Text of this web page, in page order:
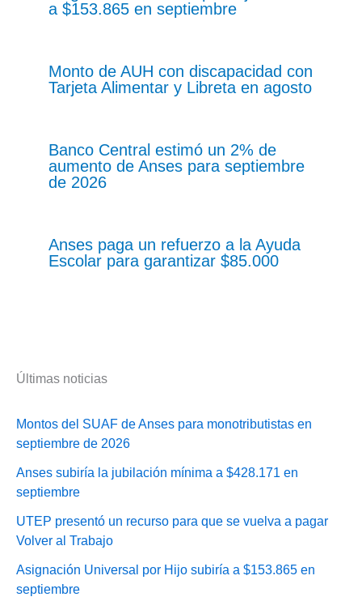
a $153.865 en septiembre
Monto de AUH con discapacidad con
Tarjeta Alimentar y Libreta en agosto
Banco Central estimó un 2% de
aumento de Anses para septiembre
de 2026
Anses paga un refuerzo a la Ayuda
Escolar para garantizar $85.000
Últimas noticias
Montos del SUAF de Anses para monotributistas en
septiembre de 2026
Anses subiría la jubilación mínima a $428.171 en
septiembre
UTEP presentó un recurso para que se vuelva a pagar
Volver al Trabajo
Asignación Universal por Hijo subiría a $153.865 en
septiembre